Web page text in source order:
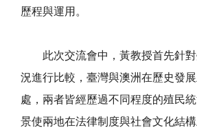
歷程與運用。
此次交流會中，黃教授首先針對
況進行比較，臺灣與澳洲在歷史發
處，兩者皆經歷過不同程度的殖民
景使兩地在法律制度與社會文化結